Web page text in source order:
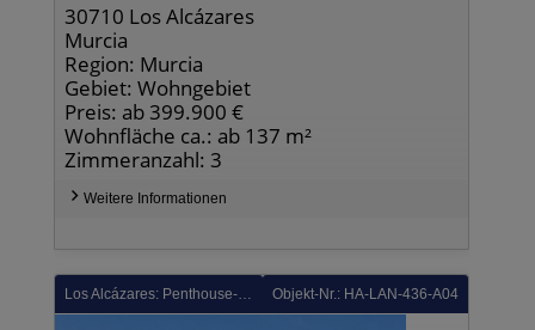
30710 Los Alcázares
Murcia
Region: Murcia
Gebiet: Wohngebiet
Preis: ab 399.900 €
Wohnfläche ca.: ab 137 m²
Zimmeranzahl: 3
Weitere Informationen
Los Alcázares: Penthouse-Wohnungen mit 3 Schlafzimmern, 2 Bädern, Dachterrasse, Gemeinschaftspool und Tiefgaragenstellplatz im La Serena Golf Komplex Objekt-Nr.: HA-LAN-436-A04